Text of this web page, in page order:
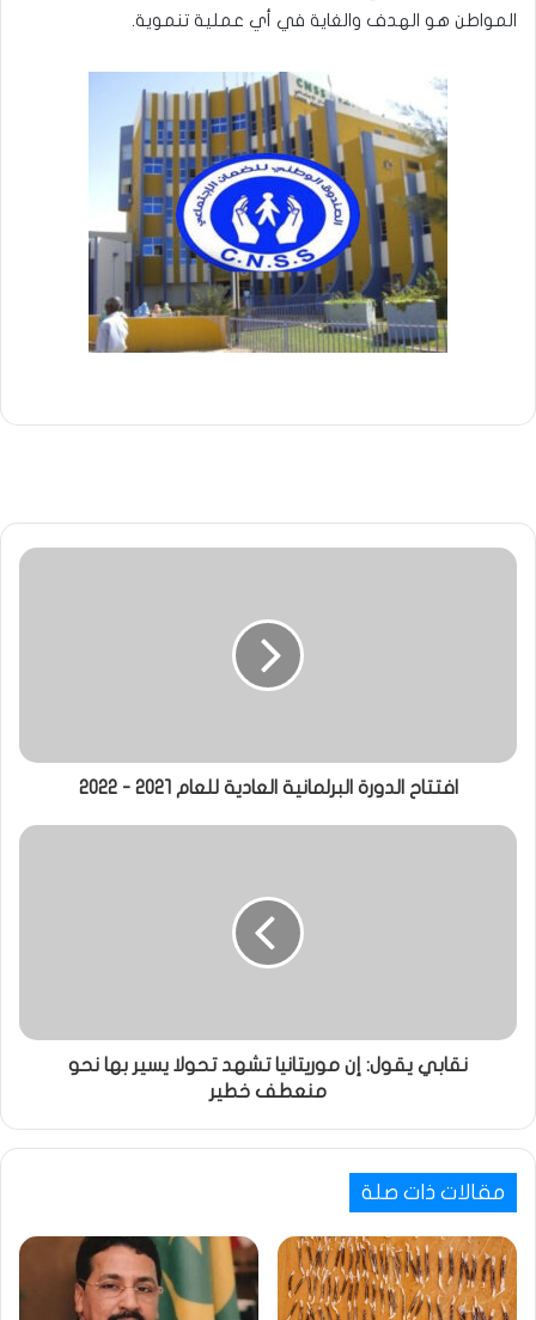
المواطن هو الهدف والغاية في أي عملية تنموية.
افتتاح الدورة البرلمانية العادية للعام 2021 - 2022
نقابي يقول: إن موريتانيا تشهد تحولا يسير بها نحو
منعطف خطير
مقالات ذات صلة